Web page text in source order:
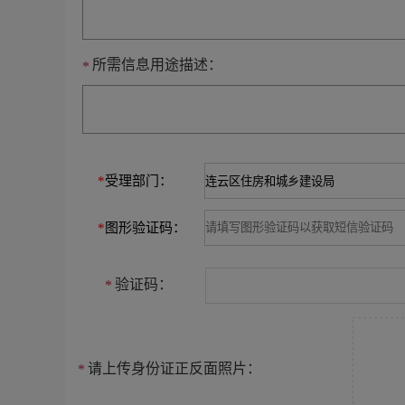
* 所需信息用途描述：
*受理部门：
* 图形验证码：
* 验证码：
* 请上传身份证正反面照片：